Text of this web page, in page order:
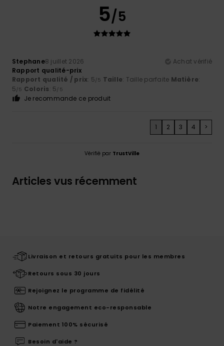
5/5
Stephane8 juillet 2026
Achat vérifié
Rapport qualité-prix
Rapport qualité / prix: 5/5 Taille: Taille parfaite Matière:
5/5 Coloris: 5/5
Je recommande ce produit
1 2 3 4 >
Vérifié par TrustVille
Articles vus récemment
Livraison et retours gratuits pour les membres
Retours sous 30 jours
Rejoignez le programme de fidélité
Notre engagement eco-responsable
Paiement 100% sécurisé
Besoin d'aide ?